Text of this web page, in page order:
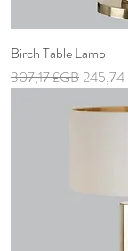
Birch Table Lamp
Prix original
307,17 £GB Prix
245,74